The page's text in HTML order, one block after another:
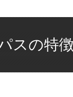
スの特